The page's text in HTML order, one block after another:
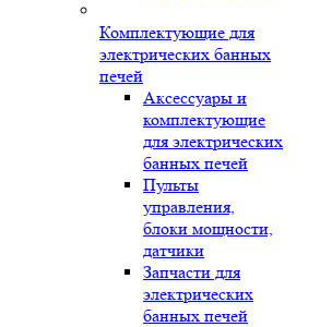
Комплектующие для
электрических банных
печей
Аксессуары и
комплектующие
для электрических
банных печей
Пульты
управления,
блоки мощности,
датчики
Запчасти для
электрических
банных печей